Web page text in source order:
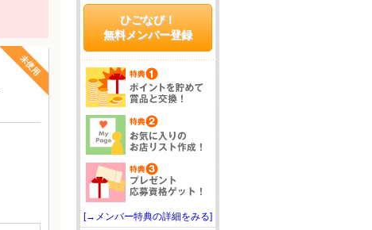
未使用
ひごなび！
無料メンバー登録
[→メンバー特典の詳細をみる]